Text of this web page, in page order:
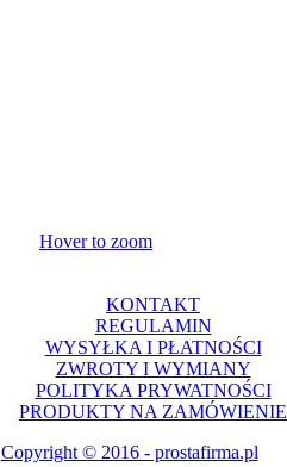
Hover to zoom
KONTAKT
REGULAMIN
WYSYŁKA I PŁATNOŚCI
ZWROTY I WYMIANY
POLITYKA PRYWATNOŚCI
PRODUKTY NA ZAMÓWIENIE
Copyright © 2016 - prostafirma.pl